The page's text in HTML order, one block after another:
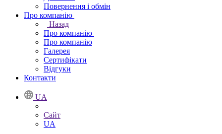
Повернення і обмін
Про компанію
Назад
Про компанію
Про компанію
Галерея
Сертифікати
Відгуки
Контакти
UA
Сайт
UA